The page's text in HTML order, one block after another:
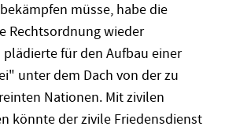
müsse, habe die
Rechtsordnung wieder
plädierte für den Aufbau einer
unter dem Dach von der zu
Nationen. Mit zivilen
könnte der zivile Friedensdienst